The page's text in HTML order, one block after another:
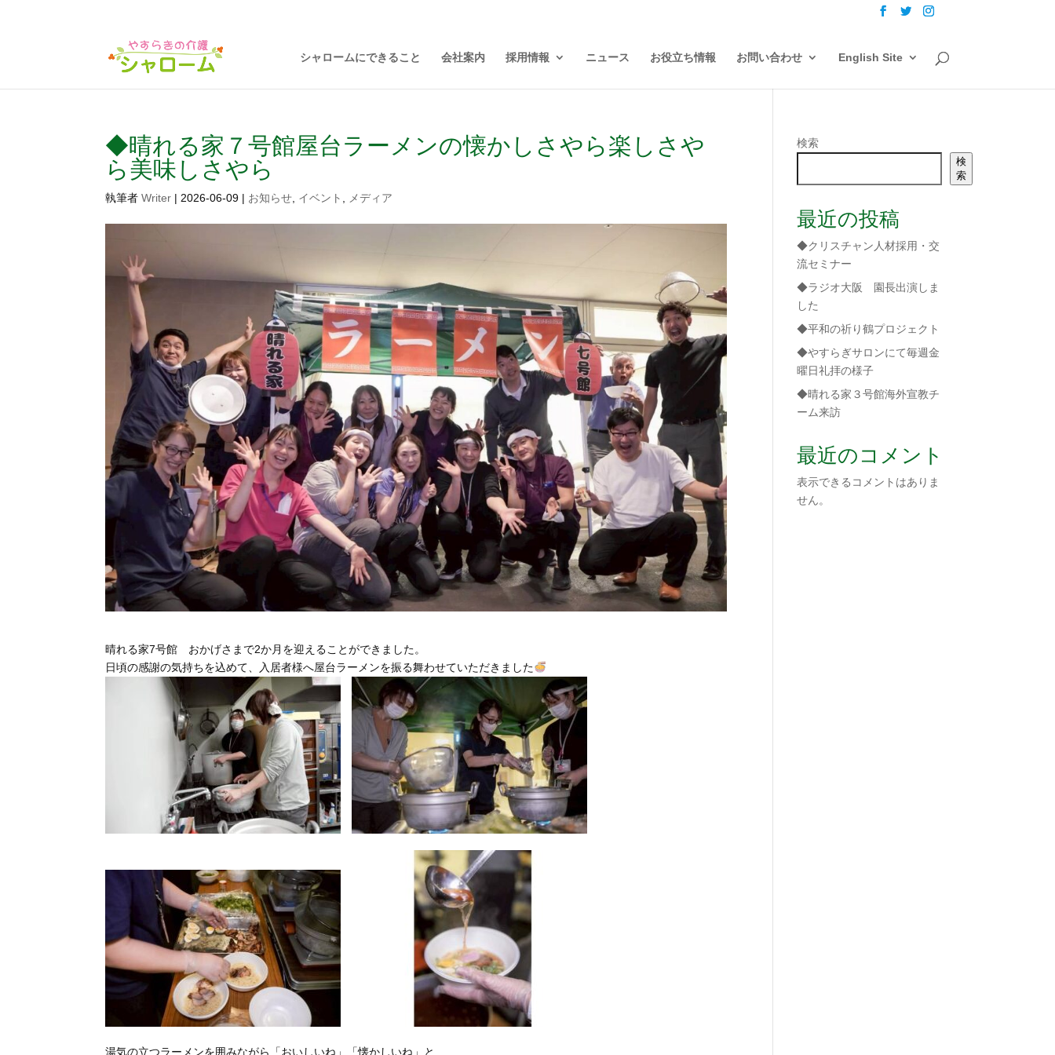
シャロームにできること 会社案内 採用情報 ニュース お役立ち情報 お問い合わせ English Site
◆晴れる家７号館屋台ラーメンの懐かしさやら楽しさや
ら美味しさやら
執筆者Writer | 2026-06-09 | お知らせ イベント メディア
晴れる家7号館 おかげさまで2か月を迎えることができました。
日頃の感謝の気持ちを込めて、入居者様へ屋台ラーメンを振る舞わせていただきました
湯気の立つラーメンを囲みながら「おいしいね」「懐かしいね」と
検索
検
索
最近の投稿
◆クリスチャン人材採用・交
流セミナー
◆ラジオ大阪 園長出演しま
した
◆平和の祈り鶴プロジェクト
◆やすらぎサロンにて毎週金
曜日礼拝の様子
◆晴れる家３号館海外宣教チ
ーム来訪
最近のコメント
表示できるコメントはありま
せん。